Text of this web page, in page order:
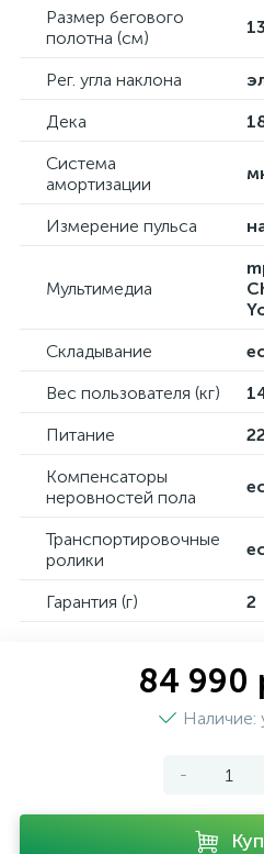
Размер бегового
полотна (см)
Рег. угла наклона
Дека
Система
амортизации
Измерение пульса
Мультимедиа
Складывание
Вес пользователя (кг)
Питание
Компенсаторы
неровностей пола
Транспортировочные
ролики
Гарантия (г) 2
84 990
Наличие:
-